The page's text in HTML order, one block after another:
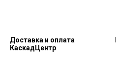
Доставка и оплата
КаскадЦентр